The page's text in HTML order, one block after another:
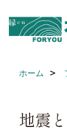
ホーム
地震